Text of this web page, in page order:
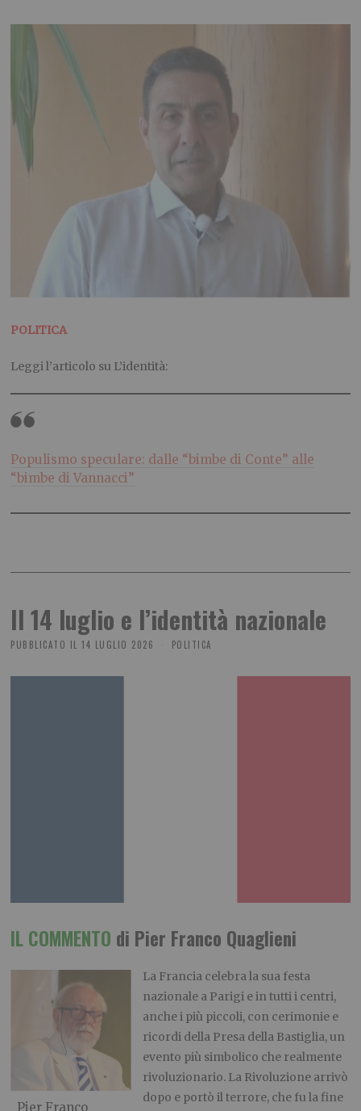
POLITICA
Leggi l’articolo su L’identità:
Populismo speculare: dalle “bimbe di Conte” alle
“bimbe di Vannacci”
Il 14 luglio e l’identità nazionale
PUBBLICATO IL 14 LUGLIO 2026 POLITICA
IL COMMENTO di Pier Franco Quaglieni
Pier Franco
La Francia celebra la sua festa
nazionale a Parigi e in tutti i centri,
anche i più piccoli, con cerimonie e
ricordi della Presa della Bastiglia, un
evento più simbolico che realmente
rivoluzionario. La Rivoluzione arrivò
dopo e portò il terrore, che fu la fine